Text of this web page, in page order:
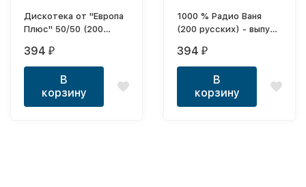
Дискотека от "Европа
Плюс" 50/50 (200
394 ₽
В
корзину
1000 % Радио Ваня
(200 русских) - выпуск
394 ₽
В
корзину